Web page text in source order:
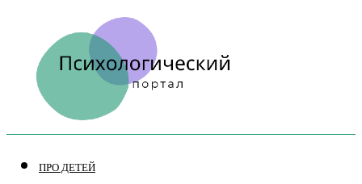
ПРО ДЕТЕЙ